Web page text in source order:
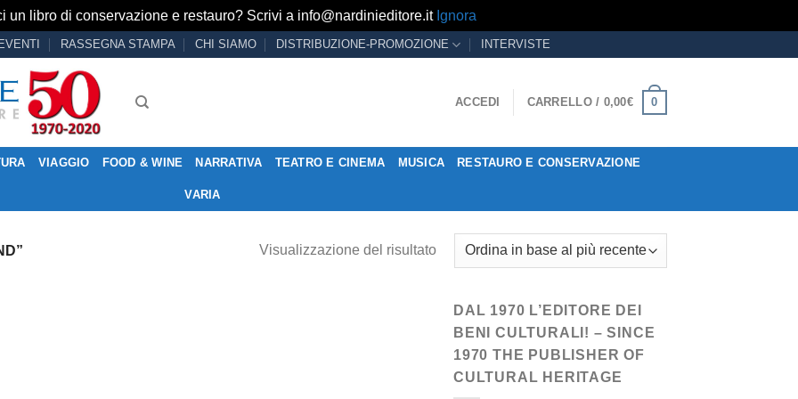
un libro di conservazione e restauro? Scrivi a info@nardinieditore.it Ignora
EVENTI RASSEGNA STAMPA CHI SIAMO DISTRIBUZIONE-PROMOZIONE INTERVISTE
ACCEDI CARRELLO / 0,00€ 0
VIAGGIO FOOD & WINE NARRATIVA TEATRO E CINEMA MUSICA RESTAURO E CONSERVAZIONE
VARIA
Visualizzazione del risultato
DAL 1970 L’EDITORE DEI
BENI CULTURALI! – SINCE
1970 THE PUBLISHER OF
CULTURAL HERITAGE